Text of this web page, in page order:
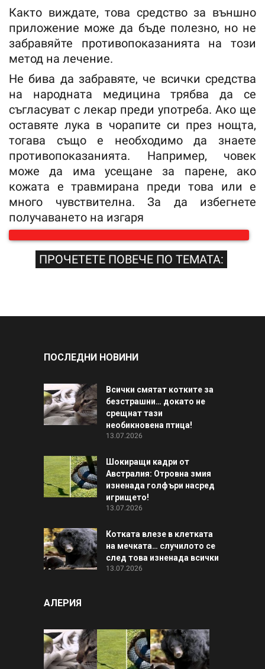
Както виждате, това средство за външно
приложение може да бъде полезно, но не
забравяйте противопоказанията на този
метод на лечение.
Не бива да забравяте, че всички средства
на народната медицина трябва да се
съгласуват с лекар преди употреба. Ако ще
оставяте лука в чорапите си през нощта,
тогава също е необходимо да знаете
противопоказанията. Например, човек
може да има усещане за парене, ако
кожата е травмирана преди това или е
много чувствителна. За да избегнете
получаването на изгаря
ПРОЧЕТЕТЕ ПОВЕЧЕ ПО ТЕМАТА:
ПОСЛЕДНИ НОВИНИ
Всички смятат котките за
безстрашни… докато не
срещнат тази
необикновена птица!
13.07.2026
Шокиращи кадри от
Австралия: Отровна змия
изненада голфъри насред
игрището!
13.07.2026
Котката влезе в клетката
на мечката… случилото се
след това изненада всички
13.07.2026
АЛЕРИЯ